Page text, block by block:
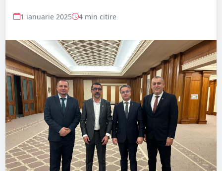
1 ianuarie 2025 4 min citire